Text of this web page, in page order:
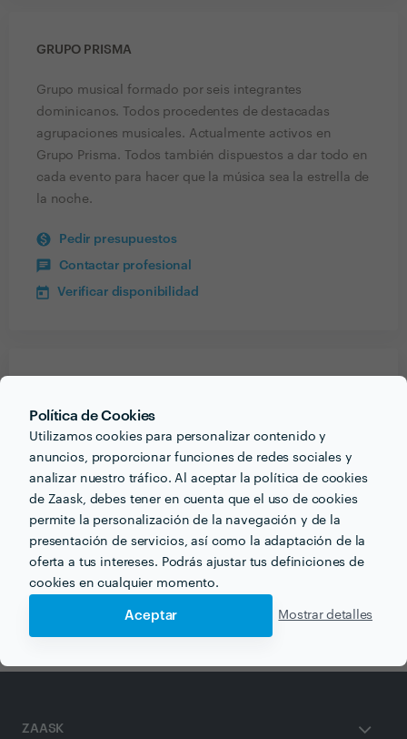
Política de Cookies
Utilizamos cookies para personalizar contenido y
anuncios, proporcionar funciones de redes sociales y
analizar nuestro tráfico. Al aceptar la política de cookies
de Zaask, debes tener en cuenta que el uso de cookies
permite la personalización de la navegación y de la
presentación de servicios, así como la adaptación de la
oferta a tus intereses. Podrás ajustar tus definiciones de
cookies en cualquier momento.
Aceptar Mostrar detalles
GRUPO PRISMA
Grupo musical formado por seis integrantes
dominicanos. Todos procedentes de destacadas
agrupaciones musicales. Actualmente activos en
Grupo Prisma. Todos también dispuestos a dar todo en
cada evento para hacer que la música sea la estrella de
la noche.
Pedir presupuestos
Contactar profesional
Verificar disponibilidad
Otros servicios proporcionados por Grupo Prisma
Música para Fiesta en pontevedra
ZAASK